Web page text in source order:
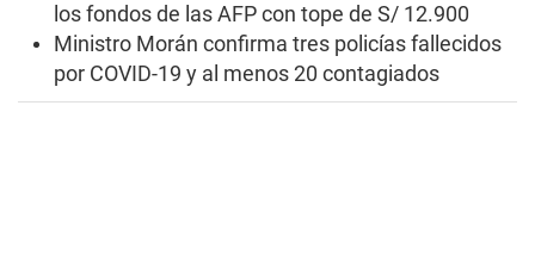
los fondos de las AFP con tope de S/ 12.900
Ministro Morán confirma tres policías fallecidos
por COVID-19 y al menos 20 contagiados